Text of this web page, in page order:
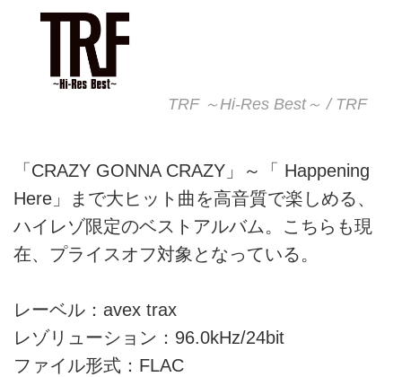
TRF ～Hi-Res Best～ / TRF
「CRAZY GONNA CRAZY」～「 Happening
Here」まで大ヒット曲を高音質で楽しめる、
ハイレゾ限定のベストアルバム。こちらも現
在、プライスオフ対象となっている。
レーベル：avex trax
レゾリューション：96.0kHz/24bit
ファイル形式：FLAC